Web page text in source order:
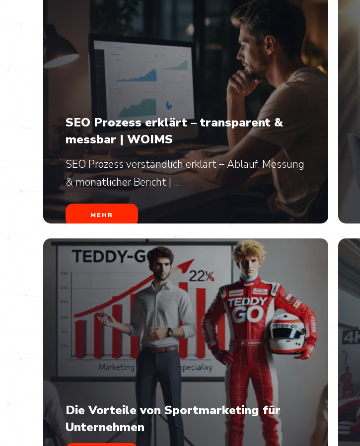
SEO Prozess erklärt – transparent &
messbar | WOIMS
SEO Prozess verständlich erklärt – Ablauf, Messung
& monatlicher Bericht | ...
MEHR
Die Vorteile von Sportmarketing für
Unternehmen